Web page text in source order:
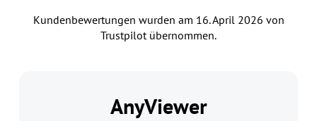
Kundenbewertungen wurden am 16. April 2026 von
Trustpilot übernommen.
AnyViewer